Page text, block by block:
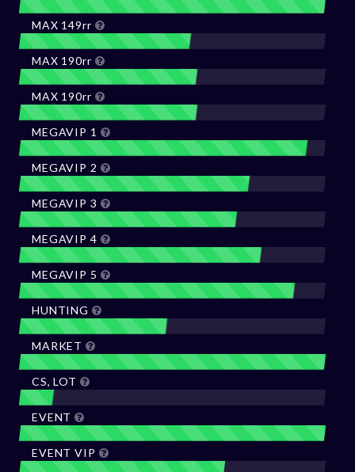
MAX 149rr
MAX 190rr
MAX 190rr
MEGAVIP 1
MEGAVIP 2
MEGAVIP 3
MEGAVIP 4
MEGAVIP 5
HUNTING
MARKET
CS, LOT
EVENT
EVENT VIP